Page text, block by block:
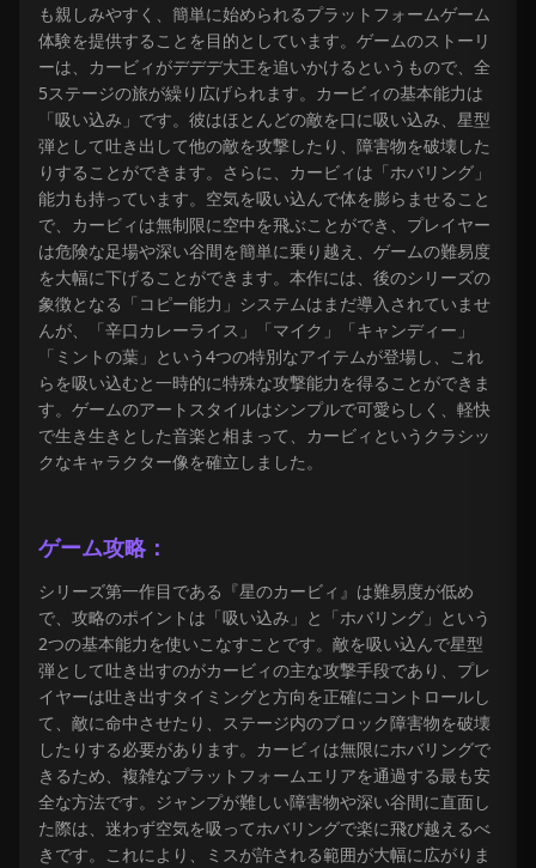
も親しみやすく、簡単に始められるプラットフォームゲーム
体験を提供することを目的としています。ゲームのストーリ
ーは、カービィがデデデ大王を追いかけるというもので、全
5ステージの旅が繰り広げられます。カービィの基本能力は
「吸い込み」です。彼はほとんどの敵を口に吸い込み、星型
弾として吐き出して他の敵を攻撃したり、障害物を破壊した
りすることができます。さらに、カービィは「ホバリング」
能力も持っています。空気を吸い込んで体を膨らませること
で、カービィは無制限に空中を飛ぶことができ、プレイヤー
は危険な足場や深い谷間を簡単に乗り越え、ゲームの難易度
を大幅に下げることができます。本作には、後のシリーズの
象徴となる「コピー能力」システムはまだ導入されていませ
んが、「辛口カレーライス」「マイク」「キャンディー」
「ミントの葉」という4つの特別なアイテムが登場し、これ
らを吸い込むと一時的に特殊な攻撃能力を得ることができま
す。ゲームのアートスタイルはシンプルで可愛らしく、軽快
で生き生きとした音楽と相まって、カービィというクラシッ
クなキャラクター像を確立しました。
ゲーム攻略：
シリーズ第一作目である『星のカービィ』は難易度が低め
で、攻略のポイントは「吸い込み」と「ホバリング」という
2つの基本能力を使いこなすことです。敵を吸い込んで星型
弾として吐き出すのがカービィの主な攻撃手段であり、プレ
イヤーは吐き出すタイミングと方向を正確にコントロールし
て、敵に命中させたり、ステージ内のブロック障害物を破壊
したりする必要があります。カービィは無限にホバリングで
きるため、複雑なプラットフォームエリアを通過する最も安
全な方法です。ジャンプが難しい障害物や深い谷間に直面し
た際は、迷わず空気を吸ってホバリングで楽に飛び越えるべ
きです。これにより、ミスが許される範囲が大幅に広がりま